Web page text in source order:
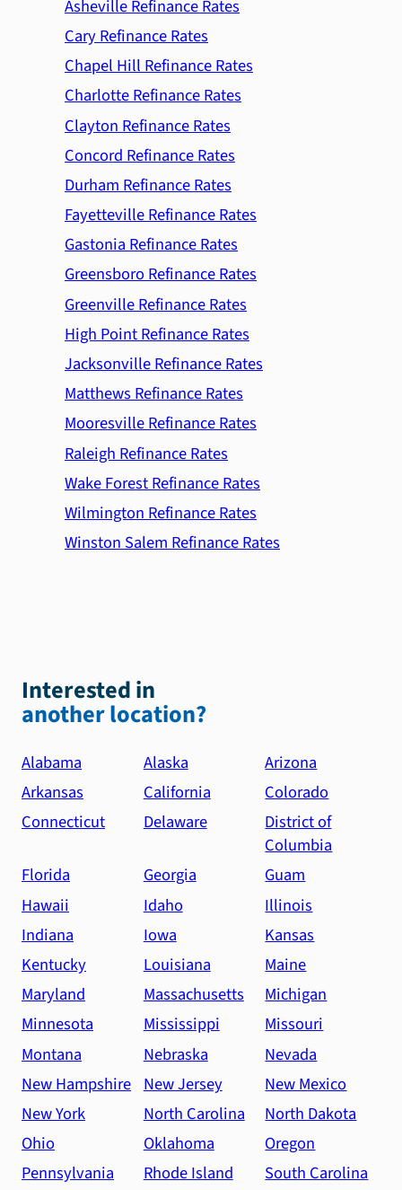
Asheville Refinance Rates
Cary Refinance Rates
Chapel Hill Refinance Rates
Charlotte Refinance Rates
Clayton Refinance Rates
Concord Refinance Rates
Durham Refinance Rates
Fayetteville Refinance Rates
Gastonia Refinance Rates
Greensboro Refinance Rates
Greenville Refinance Rates
High Point Refinance Rates
Jacksonville Refinance Rates
Matthews Refinance Rates
Mooresville Refinance Rates
Raleigh Refinance Rates
Wake Forest Refinance Rates
Wilmington Refinance Rates
Winston Salem Refinance Rates
Interested in
another location?
Alabama Alaska
Arizona
Arkansas
California
Colorado
Connecticut
Delaware
District of
Columbia
Florida
Georgia
Guam
Hawaii
Idaho
Illinois
Indiana
Iowa
Kansas
Kentucky
Louisiana
Maine
Maryland
Massachusetts
Michigan
Minnesota
Mississippi
Missouri
Montana
Nebraska
Nevada
New Hampshire New Jersey
New Mexico
New York
North Carolina
North Dakota
Ohio
Oklahoma
Oregon
Pennsylvania
Rhode Island
South Carolina